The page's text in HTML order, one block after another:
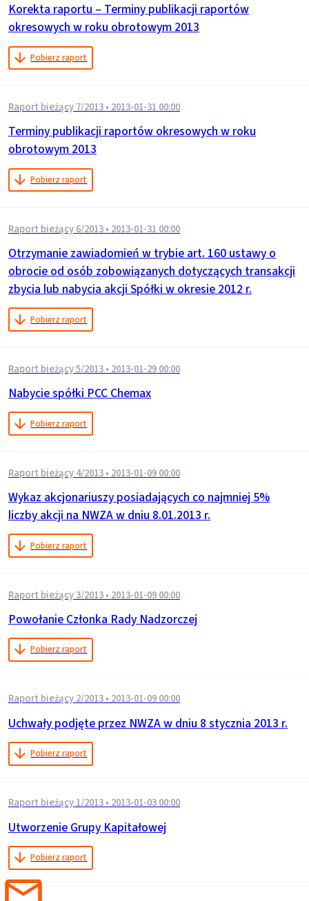
Korekta raportu – Terminy publikacji raportów
okresowych w roku obrotowym 2013
Pobierz raport
Raport bieżący 7/2013 • 2013-01-31 00:00
Terminy publikacji raportów okresowych w roku
obrotowym 2013
Pobierz raport
Raport bieżący 6/2013 • 2013-01-31 00:00
Otrzymanie zawiadomień w trybie art. 160 ustawy o
obrocie od osób zobowiązanych dotyczących transakcji
zbycia lub nabycia akcji Spółki w okresie 2012 r.
Pobierz raport
Raport bieżący 5/2013 • 2013-01-29 00:00
Nabycie spółki PCC Chemax
Pobierz raport
Raport bieżący 4/2013 • 2013-01-09 00:00
Wykaz akcjonariuszy posiadających co najmniej 5%
liczby akcji na NWZA w dniu 8.01.2013 r.
Pobierz raport
Raport bieżący 3/2013 • 2013-01-09 00:00
Powołanie Członka Rady Nadzorczej
Pobierz raport
Raport bieżący 2/2013 • 2013-01-09 00:00
Uchwały podjęte przez NWZA w dniu 8 stycznia 2013 r.
Pobierz raport
Raport bieżący 1/2013 • 2013-01-03 00:00
Utworzenie Grupy Kapitałowej
Pobierz raport